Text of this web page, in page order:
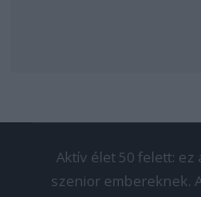
Aktív élet 50 felett:
szenior embereknek.